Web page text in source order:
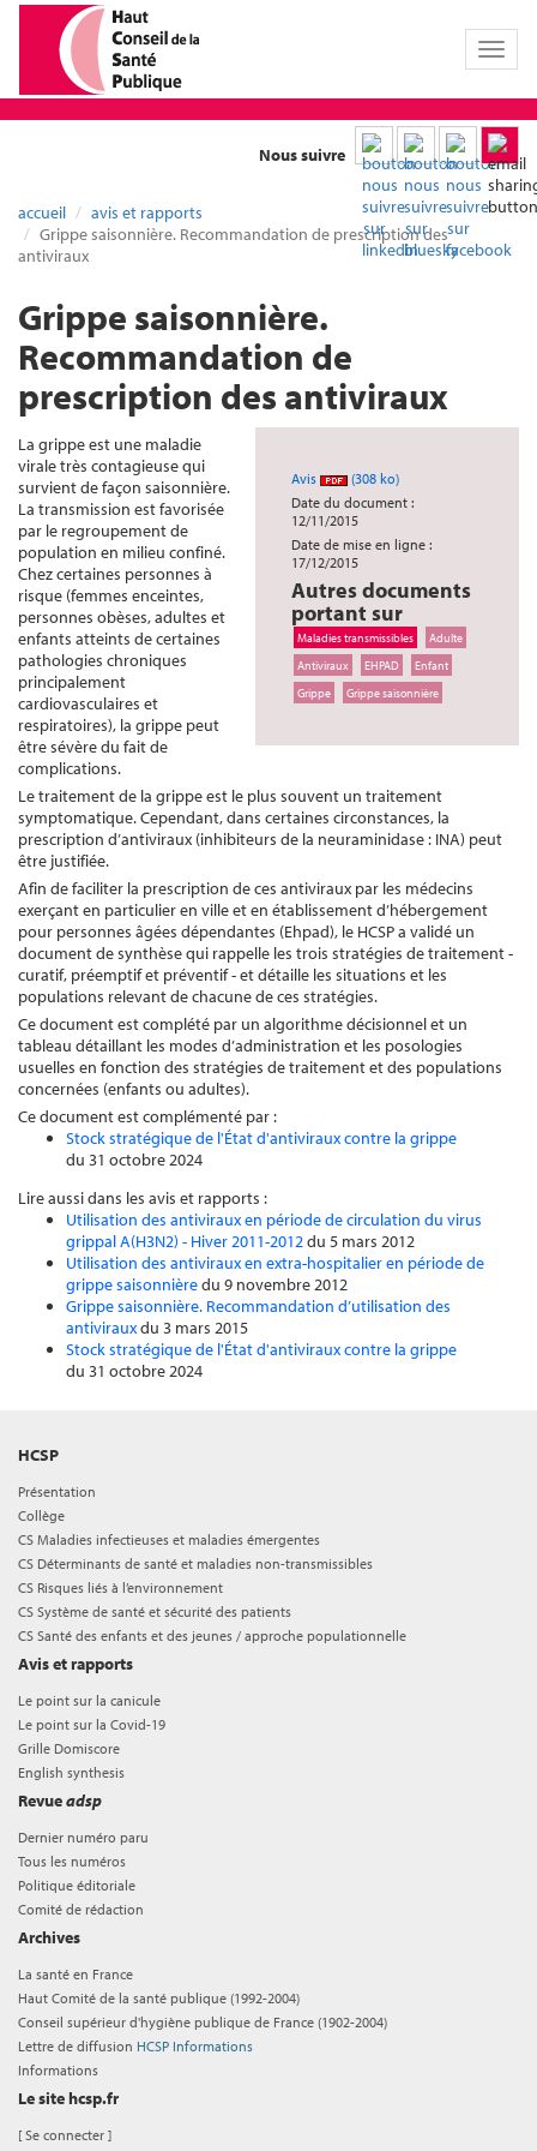
Toggle
Nous suivre
accueil
avis et rapports
Grippe saisonnière. Recommandation de prescription des
antiviraux
Grippe saisonnière.
Recommandation de
prescription des antiviraux
Avis
(308 ko)
Date du document :
12/11/2015
Date de mise en ligne :
17/12/2015
Autres documents
portant sur
Maladies transmissibles
Adulte
Antiviraux
EHPAD
Enfant
Grippe
Grippe saisonnière
La grippe est une maladie
virale très contagieuse qui
survient de façon saisonnière.
La transmission est favorisée
par le regroupement de
population en milieu confiné.
Chez certaines personnes à
risque (femmes enceintes,
personnes obèses, adultes et
enfants atteints de certaines
pathologies chroniques
principalement
cardiovasculaires et
respiratoires), la grippe peut
être sévère du fait de
complications.
Le traitement de la grippe est le plus souvent un traitement
symptomatique. Cependant, dans certaines circonstances, la
prescription d’antiviraux (inhibiteurs de la neuraminidase : INA) peut
être justifiée.
Afin de faciliter la prescription de ces antiviraux par les médecins
exerçant en particulier en ville et en établissement d’hébergement
pour personnes âgées dépendantes (Ehpad), le HCSP a validé un
document de synthèse qui rappelle les trois stratégies de traitement -
curatif, préemptif et préventif - et détaille les situations et les
populations relevant de chacune de ces stratégies.
Ce document est complété par un algorithme décisionnel et un
tableau détaillant les modes d’administration et les posologies
usuelles en fonction des stratégies de traitement et des populations
concernées (enfants ou adultes).
Ce document est complémenté par :
Stock stratégique de l'État d'antiviraux contre la grippe
du 31 octobre 2024
Lire aussi dans les avis et rapports :
Utilisation des antiviraux en période de circulation du virus
grippal A(H3N2) - Hiver 2011-2012du 5 mars 2012
Utilisation des antiviraux en extra-hospitalier en période de
grippe saisonnièredu 9 novembre 2012
Grippe saisonnière. Recommandation d’utilisation des
antivirauxdu 3 mars 2015
Stock stratégique de l'État d'antiviraux contre la grippe
du 31 octobre 2024
HCSP
Présentation
Collège
CS Maladies infectieuses et maladies émergentes
CS Déterminants de santé et maladies non-transmissibles
CS Risques liés à l’environnement
CS Système de santé et sécurité des patients
CS Santé des enfants et des jeunes / approche populationnelle
Avis et rapports
Le point sur la canicule
Le point sur la Covid-19
Grille Domiscore
English synthesis
Revueadsp
Dernier numéro paru
Tous les numéros
Politique éditoriale
Comité de rédaction
Archives
La santé en France
Haut Comité de la santé publique (1992-2004)
Conseil supérieur d'hygiène publique de France (1902-2004)
Lettre de diffusion HCSP Informations
Informations
Le site hcsp.fr
[Se connecter ]